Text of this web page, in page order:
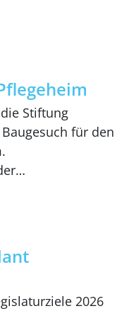
Stiftung
für den
2026